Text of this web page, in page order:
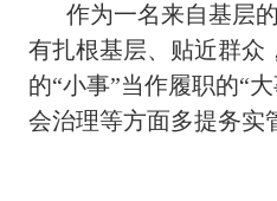
作为一名来自基层
有扎根基层、贴近群众
的“小事”当作履职的“
会治理等方面多提务实